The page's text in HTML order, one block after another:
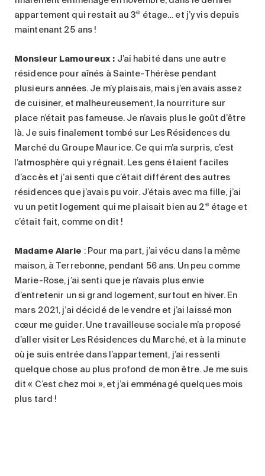
appartement qui restait au 3e étage… et j’y vis depuis
maintenant 25 ans !
Monsieur Lamoureux : J’ai habité dans une autre
résidence pour aînés à Sainte-Thérèse pendant
plusieurs années. Je m’y plaisais, mais j’en avais assez
de cuisiner, et malheureusement, la nourriture sur
place n’était pas fameuse. Je n’avais plus le goût d’être
là. Je suis finalement tombé sur Les Résidences du
Marché du Groupe Maurice. Ce qui m’a surpris, c’est
l’atmosphère qui y régnait. Les gens étaient faciles
d’accès et j’ai senti que c’était différent des autres
résidences que j’avais pu voir. J’étais avec ma fille, j’ai
vu un petit logement qui me plaisait bien au 2e étage et
c’était fait, comme on dit !
Madame Alarie : Pour ma part, j’ai vécu dans la même
maison, à Terrebonne, pendant 56 ans. Un peu comme
Marie-Rose, j’ai senti que je n’avais plus envie
d’entretenir un si grand logement, surtout en hiver. En
mars 2021, j’ai décidé de le vendre et j’ai laissé mon
cœur me guider. Une travailleuse sociale m’a proposé
d’aller visiter Les Résidences du Marché, et à la minute
où je suis entrée dans l’appartement, j’ai ressenti
quelque chose au plus profond de mon être. Je me suis
dit « C’est chez moi », et j’ai emménagé quelques mois
plus tard !